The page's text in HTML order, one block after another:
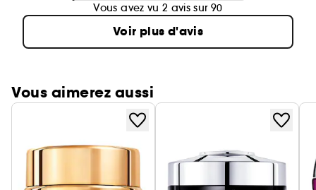
Vous avez vu 2 avis sur 90
Voir plus d'avis
Vous aimerez aussi